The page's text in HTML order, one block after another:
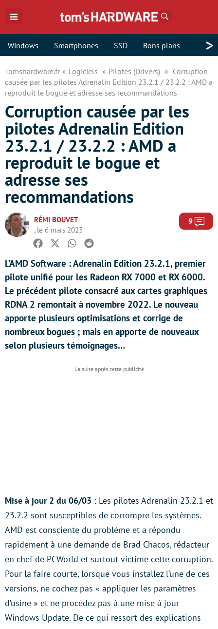
Windows Smartphones SSD Bons plans >
Tomshardware.fr Logiciels Pilotes (Drivers)
Corruption
causée par les pilotes Adrenalin Edition 23.2.1 / 23.2.2 : AMD a
reproduit le bogue et adresse ses recommandations
Corruption causée par les
pilotes Adrenalin Edition
23.2.1 / 23.2.2 : AMD a
reproduit le bogue et
adresse ses
recommandations
RÉMI BOUVET
, le 6 mars 2023
9
Facebook
TwitterWhatsapp
Reddit
L’AMD Software : Adrenalin Edition 23.2.1, premier
pilote unifié pour les Radeon RX 7000 et RX 6000.
Le précédent pilote consacré aux cartes graphiques
RDNA 2 remontait à novembre 2022. Le nouveau
apporte plusieurs optimisations et corrige de
nombreux bogues ; mais en apporte de nouveaux
selon plusieurs témoignages…
Mise à jour 2 du 06/03 : Les pilotes Adrenalin 23.2.1 et
23.2.2 sont susceptibles de corrompre les systèmes.
AMD est consciente du problème et a répondu
rapidement à une demande de Brad Chacos, rédacteur
en chef de PCWorld et surtout victime cette corruption.
Pour la faire courte, lorsque vous installez l’une de ces
versions, ne cochez pas « appliquer les paramètres
d’usine » et ne procédez pas à une mise à jour
Windows Update. De ce qui ressort des explications